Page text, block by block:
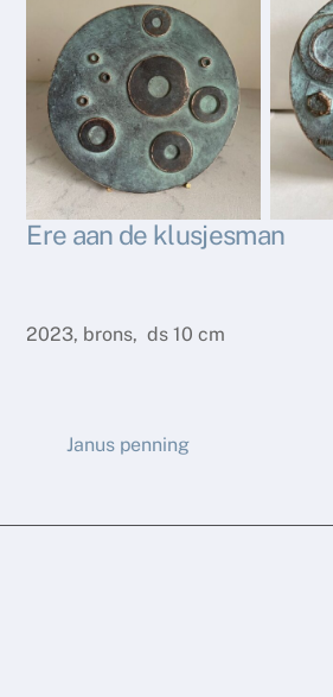
Ere aan de klusjesman
2023, brons, ds 10 cm
Janus penning